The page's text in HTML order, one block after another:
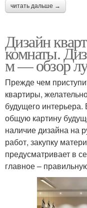
читать дальше →
Дизайн
комнаты.
м — обзор
Прежде чем
квартиры,
будущего
общую картину
наличие дизайна на
работ, закупку
предусматривает в
главное –